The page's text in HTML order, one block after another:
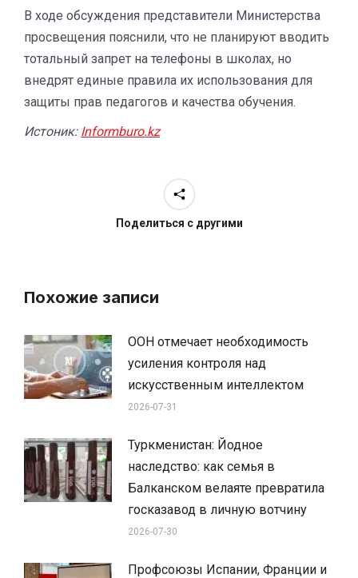
В ходе обсуждения представители Министерства
просвещения пояснили, что не планируют вводить
тотальный запрет на телефоны в школах, но
внедрят единые правила их использования для
защиты прав педагогов и качества обучения.
Истоник: Informburo.kz
Поделиться с другими
Похожие записи
ООН отмечает необходимость
усиления контроля над
искусственным интеллектом
2026-07-31
Туркменистан: Йодное
наследство: как семья в
Балканском велаяте превратила
госказавод в личную вотчину
2026-07-30
Профсоюзы Испании, Франции и